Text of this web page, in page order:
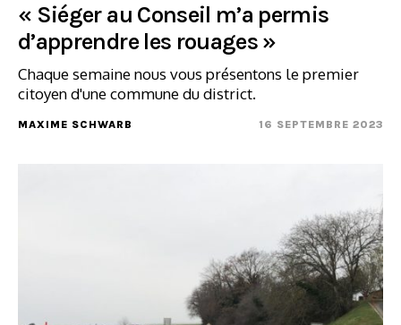
« Siéger au Conseil m’a permis
d’apprendre les rouages »
Chaque semaine nous vous présentons le premier
citoyen d'une commune du district.
MAXIME SCHWARB 16 SEPTEMBRE 2023